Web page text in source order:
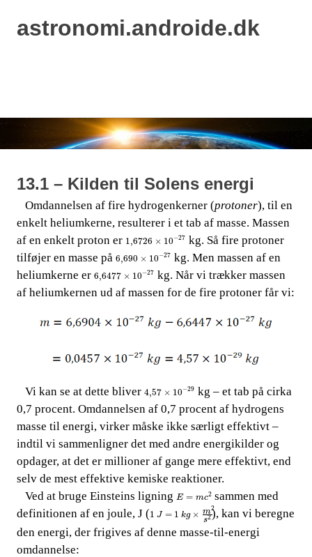
Skip
astronomi.androide.dk
13.1 – Kilden til Solens energi
​​ ​​​​ Omdannelsen af fire hydrogenkerner (protoner), til en
enkelt heliumkerne, resulterer i et tab af masse. Massen
af en enkelt proton er​​ 1,6726 × 10−27
1,6726 10 27
​​ kg. Så fire protoner
tilføjer en masse på​​ 6,690 × 10−27
6,690 10 27 ​​ kg. ​​ Men massen af en
heliumkerne er​​ 6,6477 × 10−27
6,6477× 10 27
​​ kg. Når vi trækker massen
af heliumkernen ud af massen for de fire protoner får vi:
​​ ​​​​ Vi kan se at dette bliver​​ 4,57 × 10−29
4,57× 10 29
​​ kg – et tab på cirka
0,7 procent. Omdannelsen af 0,7 procent af hydrogens
masse til energi, virker måske ikke særligt effektivt –
indtil vi sammenligner det med andre energikilder og
opdager, at det er millioner af gange mere effektivt, end
selv de mest effektive kemiske reaktioner.
​​ ​​​​ Ved at bruge Einsteins ligning​​ E = mc2
E=
​​ sammen med
definitionen af en joule, J (1 J = 1 kg × m2
s2
1
), kan vi beregne
den energi, der frigives af denne masse-til-energi
omdannelse: